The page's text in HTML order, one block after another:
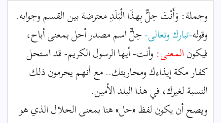
وجملة: وَأَنْتَ حِلٌّ بِهذَا الْبَلَدِ معترضة بين القسم وجوابه.
وقوله-تبارك وتعالى-حِلٌّ اسم مصدر أحل بمعنى أباح،
فيكونالمعنى: وأنت- أيها الرسول الكريم- قد استحل
كفار مكة إيذاءك ومحاربتك.. مع أنهم يحرمون ذلك
النسبة لغيرك، في هذا البلد الأمين.
ويصح أن يكون لفظ «حل» هنا بمعنى الحلال الذي هو